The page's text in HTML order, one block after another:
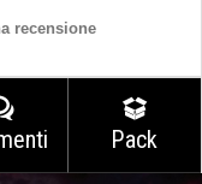
recensione
Pack